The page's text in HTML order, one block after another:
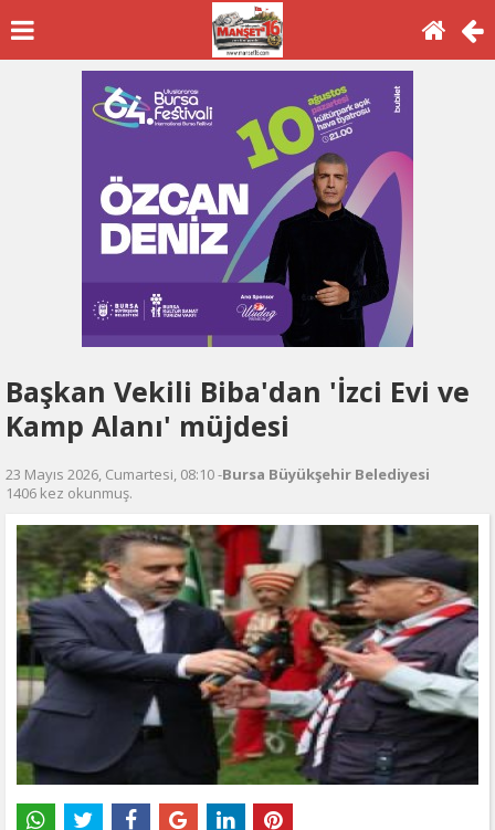
Başkan Vekili Biba'dan 'İzci Evi ve
Kamp Alanı' müjdesi
23 Mayıs 2026, Cumartesi, 08:10 -Bursa Büyükşehir Belediyesi
1406 kez okunmuş.